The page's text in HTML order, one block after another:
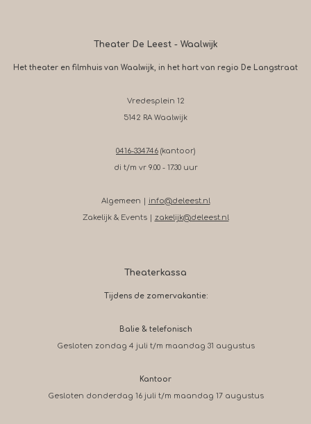
Theater De Leest - Waalwijk
Het theater en filmhuis van Waalwijk, in het hart van regio De Langstraat
Vredesplein 12
5142 RA Waalwijk
0416-334746 (kantoor)
di t/m vr 9.00 - 17.30 uur
Algemeen | info@deleest.nl
Zakelijk & Events | zakelijk@deleest.nl
Theaterkassa
Tijdens de zomervakantie:
Balie & telefonisch
Gesloten zondag 4 juli t/m maandag 31 augustus
Kantoor
Gesloten donderdag 16 juli t/m maandag 17 augustus